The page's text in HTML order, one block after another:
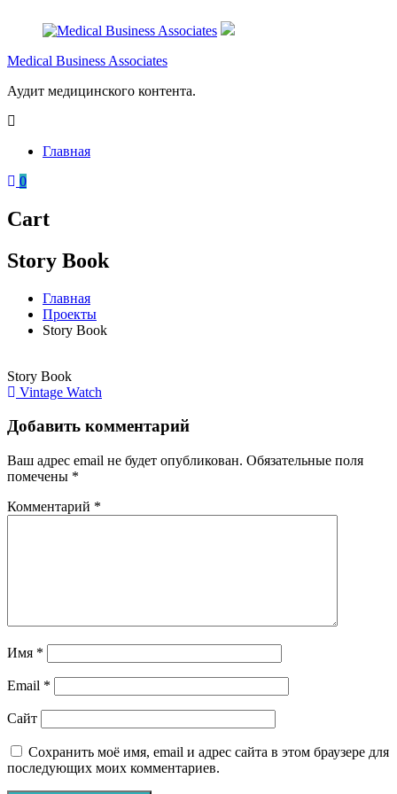
Medical Business Associates
Аудит медицинского контента.
Главная
0
Cart
Story Book
Главная
Проекты
Story Book
Story Book
Навигация
по
записям
Vintage Watch
Добавить комментарий
Ваш адрес email не будет опубликован. Обязательные поля
помечены *
Комментарий *
Имя *
Email *
Сайт
Сохранить моё имя, email и адрес сайта в этом браузере для
последующих моих комментариев.